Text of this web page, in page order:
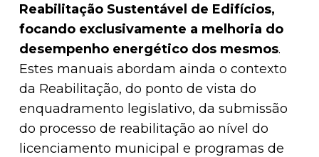
Reabilitação Sustentável de Edifícios,
focando exclusivamente a melhoria do
desempenho energético dos mesmos.
Estes manuais abordam ainda o contexto
da Reabilitação, do ponto de vista do
enquadramento legislativo, da submissão
do processo de reabilitação ao nível do
licenciamento municipal e programas de